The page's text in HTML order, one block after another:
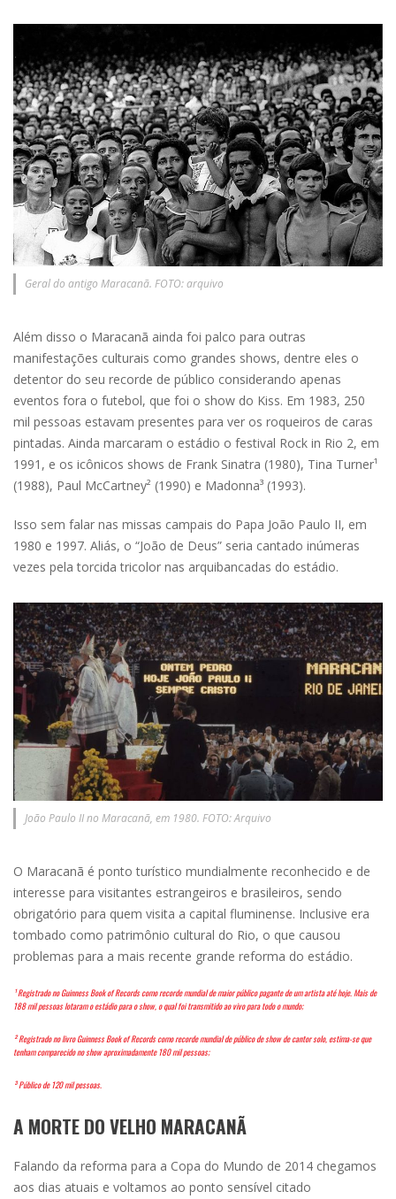
Geral do antigo Maracanã. FOTO: arquivo
Além disso o Maracanã ainda foi palco para outras
manifestações culturais como grandes shows, dentre eles o
detentor do seu recorde de público considerando apenas
eventos fora o futebol, que foi o show do Kiss. Em 1983, 250
mil pessoas estavam presentes para ver os roqueiros de caras
pintadas. Ainda marcaram o estádio o festival Rock in Rio 2, em
1991, e os icônicos shows de Frank Sinatra (1980), Tina Turner¹
(1988), Paul McCartney² (1990) e Madonna³ (1993).
Isso sem falar nas missas campais do Papa João Paulo II, em
1980 e 1997. Aliás, o “João de Deus” seria cantado inúmeras
vezes pela torcida tricolor nas arquibancadas do estádio.
João Paulo II no Maracanã, em 1980. FOTO: Arquivo
O Maracanã é ponto turístico mundialmente reconhecido e de
interesse para visitantes estrangeiros e brasileiros, sendo
obrigatório para quem visita a capital fluminense. Inclusive era
tombado como patrimônio cultural do Rio, o que causou
problemas para a mais recente grande reforma do estádio.
¹ Registrado no Guinness Book of Records como recorde mundial de maior público pagante de um artista até hoje. Mais de
188 mil pessoas lotaram o estádio para o show, o qual foi transmitido ao vivo para todo o mundo;
² Registrado no livro Guinness Book of Records como recorde mundial de público de show de cantor solo, estima-se que
tenham comparecido no show aproximadamente 180 mil pessoas;
³ Público de 120 mil pessoas.
A MORTE DO VELHO MARACANÃ
Falando da reforma para a Copa do Mundo de 2014 chegamos
aos dias atuais e voltamos ao ponto sensível citado